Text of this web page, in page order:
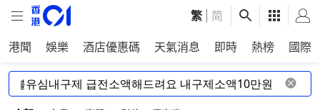
繁 简
港聞 娛樂 酒店優惠碼 天氣消息 即時 熱榜 國際